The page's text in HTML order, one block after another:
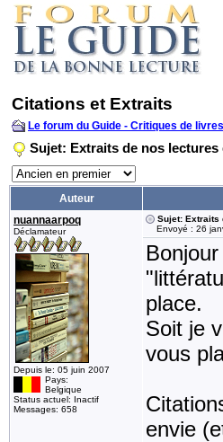
Citations et Extraits
Le forum du Guide - Critiques de livres
Sujet: Extraits de nos lectures
Auteur
nuannaarpoq
Déclamateur
Depuis le: 05 juin 2007
Pays:
Belgique
Status actuel: Inactif
Messages: 658
Sujet: Extraits
Envoyé : 26
place.
Soit je
vous
envie